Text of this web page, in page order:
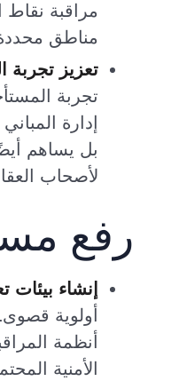
مراقبة
مناطق
تعزيز تجربة
تجربة
إدارة
بل يساهم
لأصحاب
رفع
إنشاء بيئات
أنظمة
الأمنية